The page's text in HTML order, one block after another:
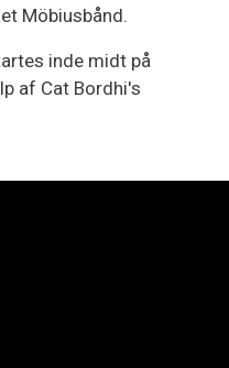
Möbiusbånd.
inde midt på
af Cat Bordhi's